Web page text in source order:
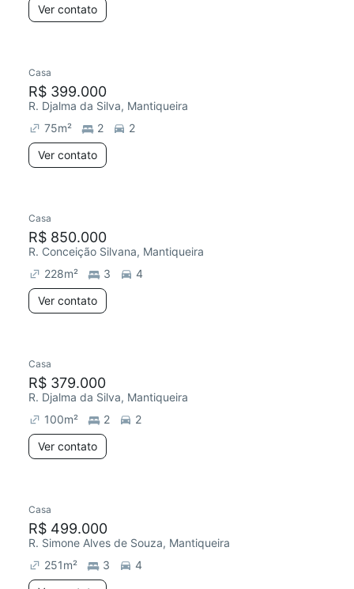
Ver contato
Casa
R$ 399.000
R. Djalma da Silva, Mantiqueira
75m² 2
2
Ver contato
Casa
R$ 850.000
R. Conceição Silvana, Mantiqueira
228m² 3
4
Ver contato
Casa
R$ 379.000
R. Djalma da Silva, Mantiqueira
100m² 2
2
Ver contato
Casa
R$ 499.000
R. Simone Alves de Souza, Mantiqueira
251m² 3
4